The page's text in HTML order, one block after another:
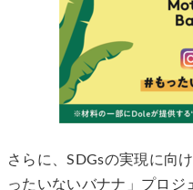
さらに、SDGsの実現に向
ったいないバナナ」プロジ